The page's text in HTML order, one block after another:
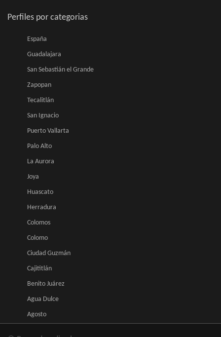
Perfiles por categorias
España
Guadalajara
San Sebastián el Grande
Zapopan
Tecalitlán
San Ignacio
Puerto Vallarta
Palo Alto
La Aurora
Joya
Huascato
Herradura
Colomos
Colomo
Ciudad Guzmán
Cajititlán
Benito Juárez
Agua Dulce
Agosto